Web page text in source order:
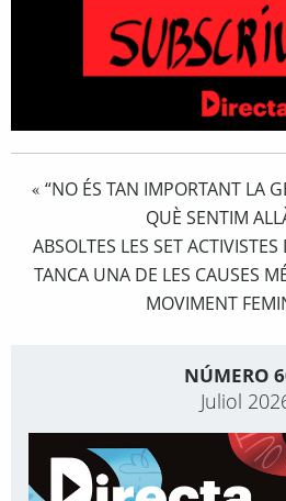
« “NO ÉS TAN IMPORTANT LA
QUÈ SENTIM
ABSOLTES LES SET
TANCA UNA DE LES CAUSES
MOVIMENT
NÚMERO
Juliol